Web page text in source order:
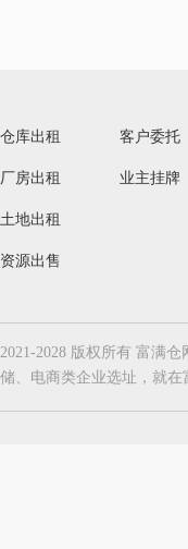
仓库出租
厂房出租
土地出租
资源出售
客户委托
业主挂牌
2021-2028 版权所有 富满
储、电商类企业选址，就在